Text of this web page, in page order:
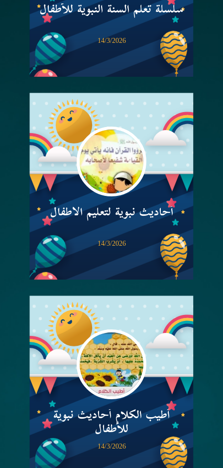
سلسلة تعلم السنة النبوية للأطفال
14/3/2026
أحاديث نبوية لتعليم الأطفال
14/3/2026
أطيب الكلام أحاديث نبوية
للأطفال
14/3/2026